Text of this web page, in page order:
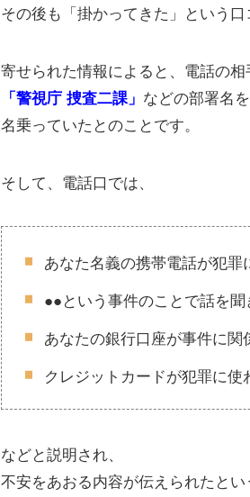
その後も「掛かってきた」という口
寄せられた情報によると、電話の相
「警視庁 捜査二課」 などの部署名を
名乗っていたとのことです。
そして、電話口では、
あなた名義の携帯電話が犯罪
●●という事件のことで話を聞
あなたの銀行口座が事件に関
クレジットカードが犯罪に使
などと説明され、
不安をあおる内容が伝えられたとい